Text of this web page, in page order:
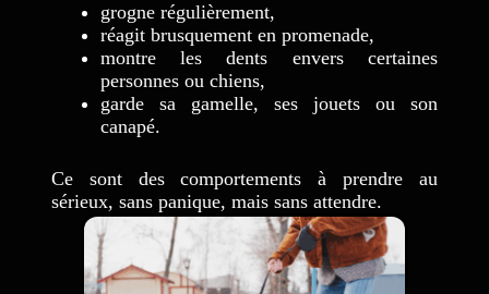
grogne régulièrement,
réagit brusquement en promenade,
montre les dents envers certaines
personnes ou chiens,
garde sa gamelle, ses jouets ou son
canapé.
Ce sont des comportements à prendre au
sérieux, sans panique, mais sans attendre.